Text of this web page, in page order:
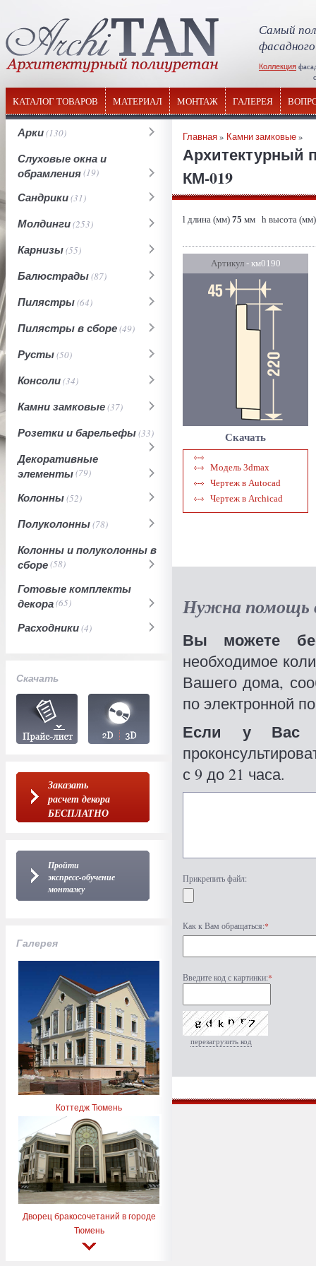
Самый
Коллекция
КАТАЛОГ ТОВАРОВ МАТЕРИАЛ МОНТАЖ ГАЛЕРЕЯ
Арки(130)
Слуховые окна и
обрамления(19)
Сандрики(31)
Молдинги(253)
Карнизы(55)
Балюстрады(87)
Пилястры(64)
Пилястры в сборе(49)
Русты(50)
Консоли(34)
Камни замковые(37)
Розетки и барельефы(33)
Декоративные
элементы(79)
Колонны(52)
Полуколонны(78)
Колонны и полуколонны в
сборе(58)
Готовые комплекты
декора(65)
Расходники(4)
Скачать
Заказать
расчет декора
БЕСПЛАТНО
Пройти
экспресс-обучение
монтажу
Галерея
Коттедж Тюмень
Дворец бракосочетаний в городе
Тюмень
Главная» Камни замковые»
Архитектурный
КМ-019
l длина (мм) 75 мм h высота
Артикул- км0190
Скачать
Модель 3dmax
Чертеж в Autocad
Чертеж в Archicad
Нужна помощь
Вы можете
необходимое
Вашего дома,
по электронной
Если у Вас
с 9 до 21 часа.
Прикрепить файл:
Как к Вам обращаться:*
Введите код с картинки:*
перезагрузить код